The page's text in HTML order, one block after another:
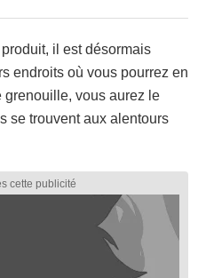
il est désormais
endroits où vous pourrez en
grenouille, vous aurez le
se trouvent aux alentours